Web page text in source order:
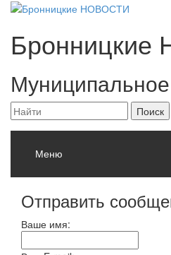
Бронницкие
Меню
Отправить
Ваше имя: